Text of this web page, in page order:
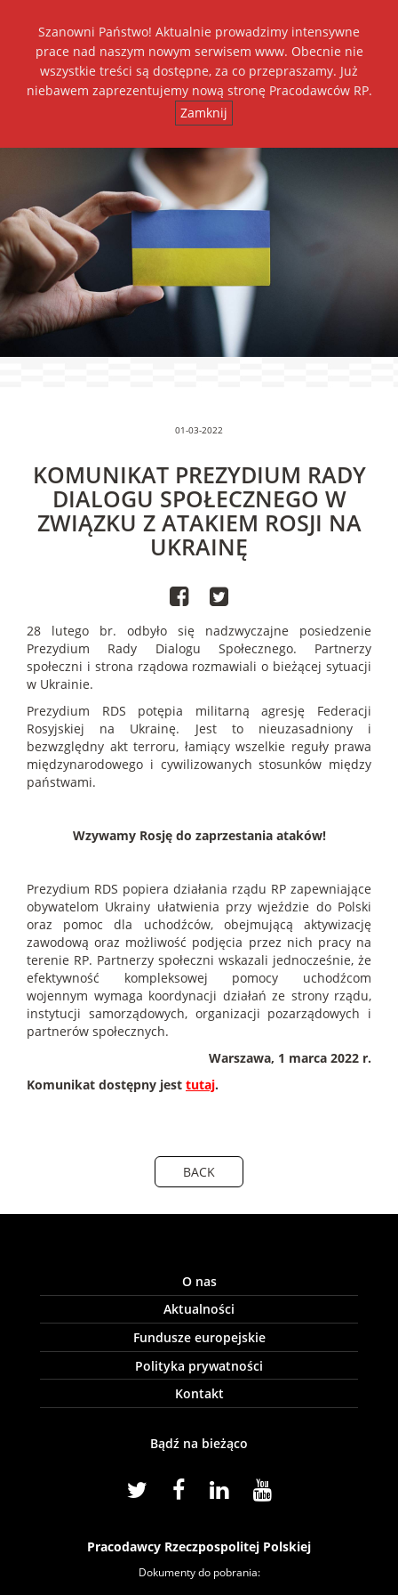
Dołącz do nas
A A+ A++
01-03-2022
KOMUNIKAT PREZYDIUM RADY
DIALOGU SPOŁECZNEGO W
ZWIĄZKU Z ATAKIEM ROSJI NA
UKRAINĘ
28 lutego br. odbyło się nadzwyczajne posiedzenie
Prezydium Rady Dialogu Społecznego. Partnerzy
społeczni i strona rządowa rozmawiali o bieżącej sytuacji
w Ukrainie.
Prezydium RDS potępia militarną agresję Federacji
Rosyjskiej na Ukrainę. Jest to nieuzasadniony i
bezwzględny akt terroru, łamiący wszelkie reguły prawa
międzynarodowego i cywilizowanych stosunków między
państwami.
Wzywamy Rosję do zaprzestania ataków!
Prezydium RDS popiera działania rządu RP zapewniające
obywatelom Ukrainy ułatwienia przy wjeździe do Polski
oraz pomoc dla uchodźców, obejmującą aktywizację
zawodową oraz możliwość podjęcia przez nich pracy na
terenie RP. Partnerzy społeczni wskazali jednocześnie, że
efektywność kompleksowej pomocy uchodźcom
wojennym wymaga koordynacji działań ze strony rządu,
instytucji samorządowych, organizacji pozarządowych i
partnerów społecznych.
Warszawa, 1 marca 2022 r.
Komunikat dostępny jest tutaj.
BACK
O nas
Aktualności
Fundusze europejskie
Polityka prywatności
Kontakt
Bądź na bieżąco
Pracodawcy Rzeczpospolitej Polskiej
Dokumenty do pobrania:
Szanowni Państwo! Aktualnie prowadzimy intensywne
prace nad naszym nowym serwisem www. Obecnie nie
wszystkie treści są dostępne, za co przepraszamy. Już
niebawem zaprezentujemy nową stronę Pracodawców RP.
Zamknij